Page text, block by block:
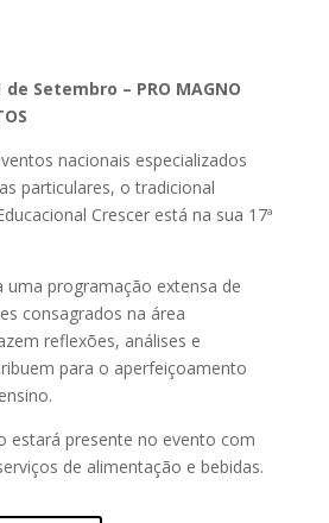
Setembro – PRO MAGNO
nacionais especializados
particulares, o tradicional
Crescer está na sua 17ª
uma programação extensa de
consagrados na área
reflexões, análises e
para o aperfeiçoamento
estará presente no evento com
de alimentação e bebidas.